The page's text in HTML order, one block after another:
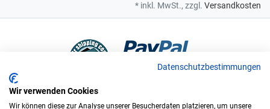
* inkl. MwSt., zzgl. Versandkosten
Bei uns sind Sie in sicheren Händen
Datenschutzbestimmungen
Wir verwenden Cookies
Wir können diese zur Analyse unserer Besucherdaten platzieren, um unsere